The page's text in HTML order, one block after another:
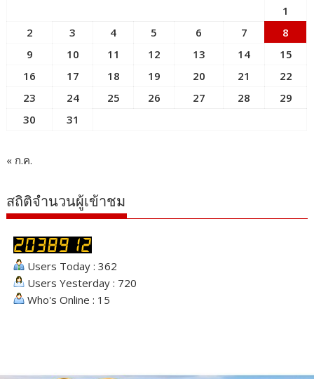
1
2
3 4 5 6 7
8
9
10 11 12 13 14
15
16
17 18 19 20 21
22
23
24 25 26 27 28
29
30
31
« ก.ค.
สถิติจำนวนผู้เข้าชม
Users Today : 362
Users Yesterday : 720
Who's Online : 15